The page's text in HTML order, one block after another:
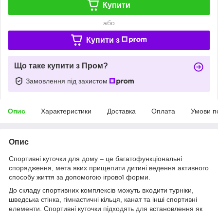
Купити
або
Купити з
Що таке купити з Пром?
Замовлення під захистом
Опис Характеристики Доставка Оплата Умови
Опис
Спортивні куточки для дому – це багатофункціональні
спорядження, мета яких прищепити дитині ведення активного
способу життя за допомогою ігрової форми.
До складу спортивних комплексів можуть входити турніки,
шведська стінка, гімнастичні кільця, канат та інші спортивні
елементи. Спортивні куточки підходять для встановлення як